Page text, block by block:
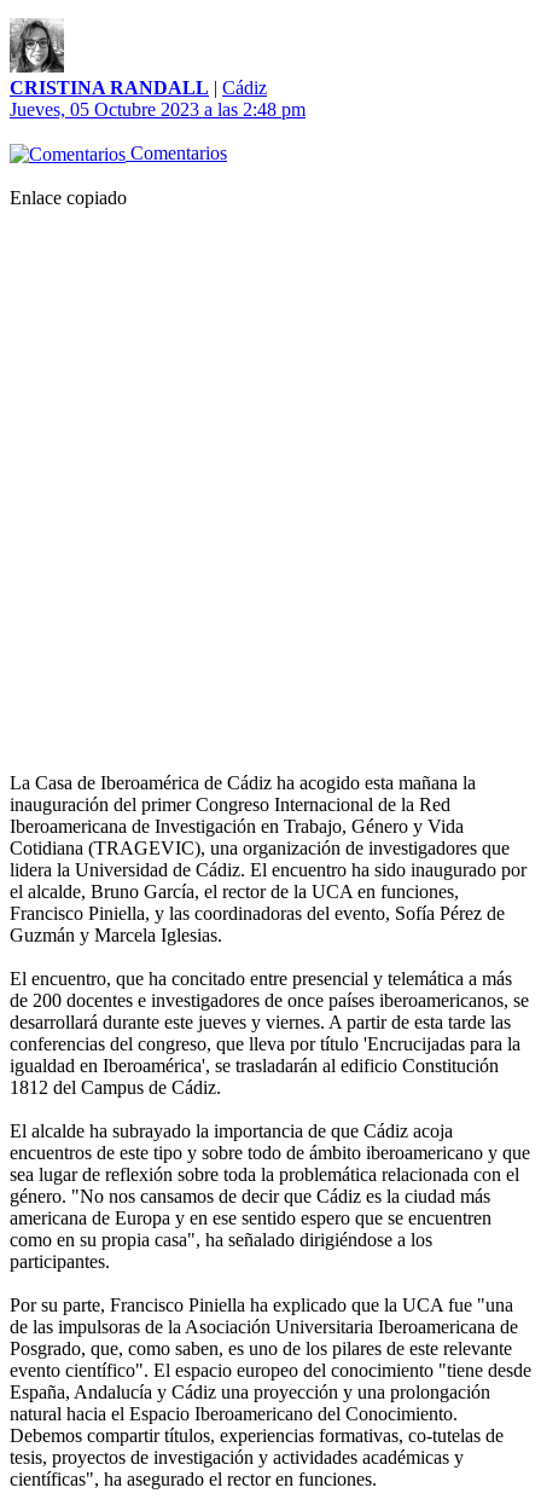
CRISTINA RANDALL | Cádiz
Jueves, 05 Octubre 2023 a las 2:48 pm
Comentarios
Enlace copiado
La Casa de Iberoamérica de Cádiz ha acogido esta mañana la
inauguración del primer Congreso Internacional de la Red
Iberoamericana de Investigación en Trabajo, Género y Vida
Cotidiana (TRAGEVIC), una organización de investigadores que
lidera la Universidad de Cádiz. El encuentro ha sido inaugurado por
el alcalde, Bruno García, el rector de la UCA en funciones,
Francisco Piniella, y las coordinadoras del evento, Sofía Pérez de
Guzmán y Marcela Iglesias.
El encuentro, que ha concitado entre presencial y telemática a más
de 200 docentes e investigadores de once países iberoamericanos, se
desarrollará durante este jueves y viernes. A partir de esta tarde las
conferencias del congreso, que lleva por título 'Encrucijadas para la
igualdad en Iberoamérica', se trasladarán al edificio Constitución
1812 del Campus de Cádiz.
El alcalde ha subrayado la importancia de que Cádiz acoja
encuentros de este tipo y sobre todo de ámbito iberoamericano y que
sea lugar de reflexión sobre toda la problemática relacionada con el
género. "No nos cansamos de decir que Cádiz es la ciudad más
americana de Europa y en ese sentido espero que se encuentren
como en su propia casa", ha señalado dirigiéndose a los
participantes.
Por su parte, Francisco Piniella ha explicado que la UCA fue "una
de las impulsoras de la Asociación Universitaria Iberoamericana de
Posgrado, que, como saben, es uno de los pilares de este relevante
evento científico". El espacio europeo del conocimiento "tiene desde
España, Andalucía y Cádiz una proyección y una prolongación
natural hacia el Espacio Iberoamericano del Conocimiento.
Debemos compartir títulos, experiencias formativas, co-tutelas de
tesis, proyectos de investigación y actividades académicas y
científicas", ha asegurado el rector en funciones.